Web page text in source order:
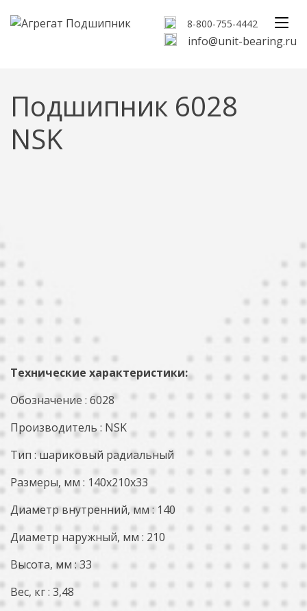
8-800-755-4442
info@unit-bearing.ru
Подшипник 6028
NSK
Технические характеристики:
Обозначение : 6028
Производитель : NSK
Тип : шариковый радиальный
Размеры, мм : 140x210x33
Диаметр внутренний, мм : 140
Диаметр наружный, мм : 210
Высота, мм : 33
Вес, кг : 3,48